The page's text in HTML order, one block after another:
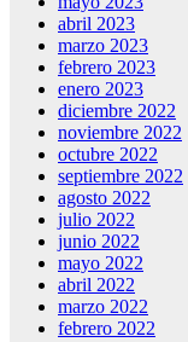
abril 2023
marzo 2023
febrero 2023
enero 2023
diciembre 2022
noviembre 2022
octubre 2022
septiembre 2022
agosto 2022
julio 2022
junio 2022
mayo 2022
abril 2022
marzo 2022
febrero 2022